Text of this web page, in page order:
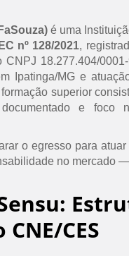
é uma
nº 128/2021,
CNPJ 18.277.404/
Ipatinga/MG e
superior
e foco
o egresso para
no mercado
CES